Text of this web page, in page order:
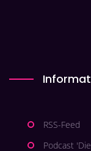
RSS-Feed
Podcast